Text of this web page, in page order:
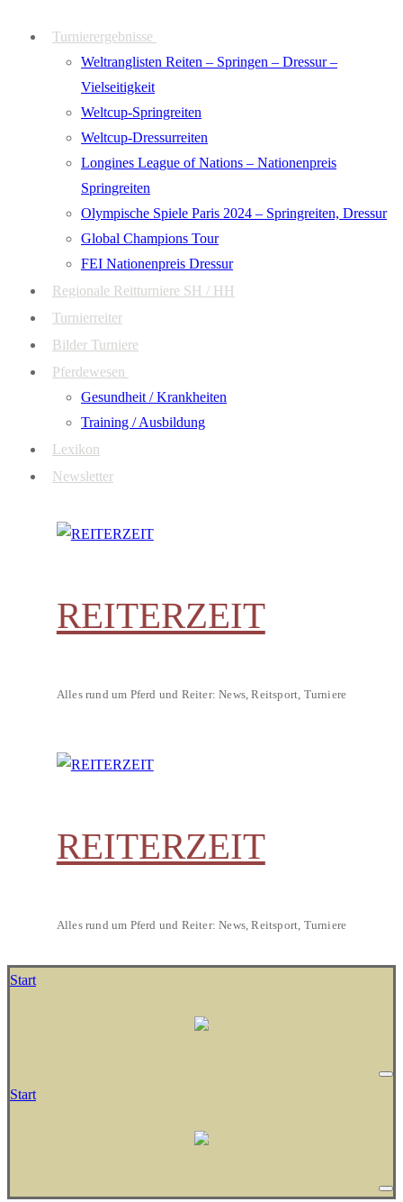
Turnierergebnisse
Weltranglisten Reiten – Springen – Dressur –
Vielseitigkeit
Weltcup-Springreiten
Weltcup-Dressurreiten
Longines League of Nations – Nationenpreis
Springreiten
Olympische Spiele Paris 2024 – Springreiten, Dressur
Global Champions Tour
FEI Nationenpreis Dressur
Regionale Reitturniere SH / HH
Turnierreiter
Bilder Turniere
Pferdewesen
Gesundheit / Krankheiten
Training / Ausbildung
Lexikon
Newsletter
REITERZEIT
Alles rund um Pferd und Reiter: News, Reitsport, Turniere
REITERZEIT
Alles rund um Pferd und Reiter: News, Reitsport, Turniere
Start
Start